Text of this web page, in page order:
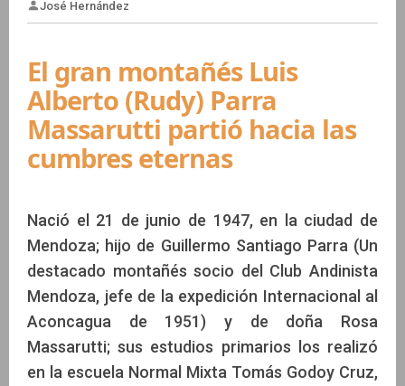
José Hernández
El gran montañés Luis
Alberto (Rudy) Parra
Massarutti partió hacia las
cumbres eternas
Nació el 21 de junio de 1947, en la ciudad de
Mendoza; hijo de Guillermo Santiago Parra (Un
destacado montañés socio del Club Andinista
Mendoza, jefe de la expedición Internacional al
Aconcagua de 1951) y de doña Rosa
Massarutti; sus estudios primarios los realizó
en la escuela Normal Mixta Tomás Godoy Cruz,